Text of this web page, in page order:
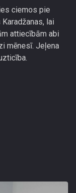
ciemos pie
lai
attiecībām abi
mēnesī. Jeļena